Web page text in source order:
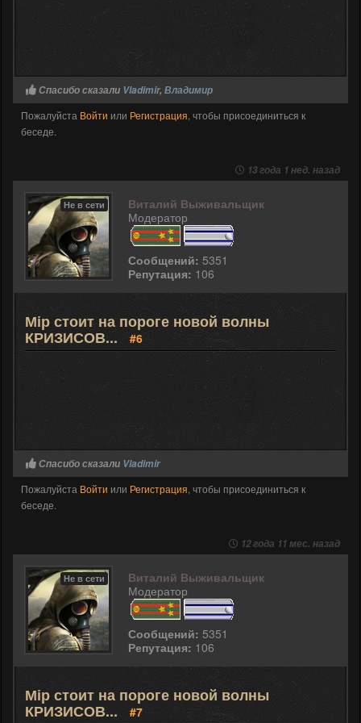
Спасибо сказали Vladimir, Владимир
Пожалуйста Войти или Регистрация, чтобы присоединиться к
беседе.
13 года 1 нед. назад
Не в сети
Виталий Выживальщик
Модератор
Сообщений: 5351
Репутация: 106
Мір стоит на пороге новой волны
КРИЗИСОВ... #6
Спасибо сказали Vladimir
Пожалуйста Войти или Регистрация, чтобы присоединиться к
беседе.
12 года 11 мес. назад
Не в сети
Виталий Выживальщик
Модератор
Сообщений: 5351
Репутация: 106
Мір стоит на пороге новой волны
КРИЗИСОВ... #7